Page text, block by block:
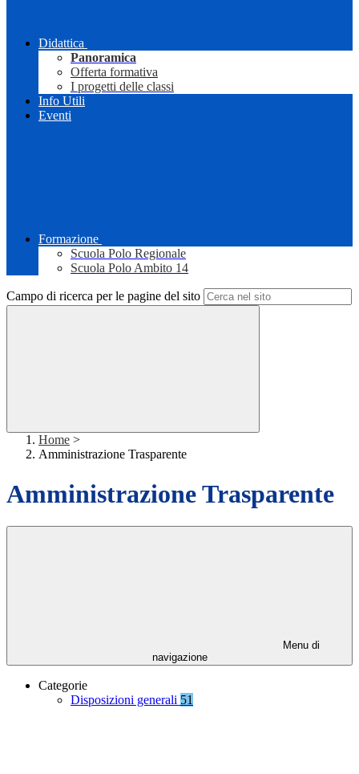
Didattica
Panoramica
Offerta formativa
I progetti delle classi
Info Utili
Eventi
Formazione
Scuola Polo Regionale
Scuola Polo Ambito 14
Campo di ricerca per le pagine del sito
Home >
Amministrazione Trasparente
Amministrazione Trasparente
Menu di
navigazione
Categorie
Disposizioni generali 51